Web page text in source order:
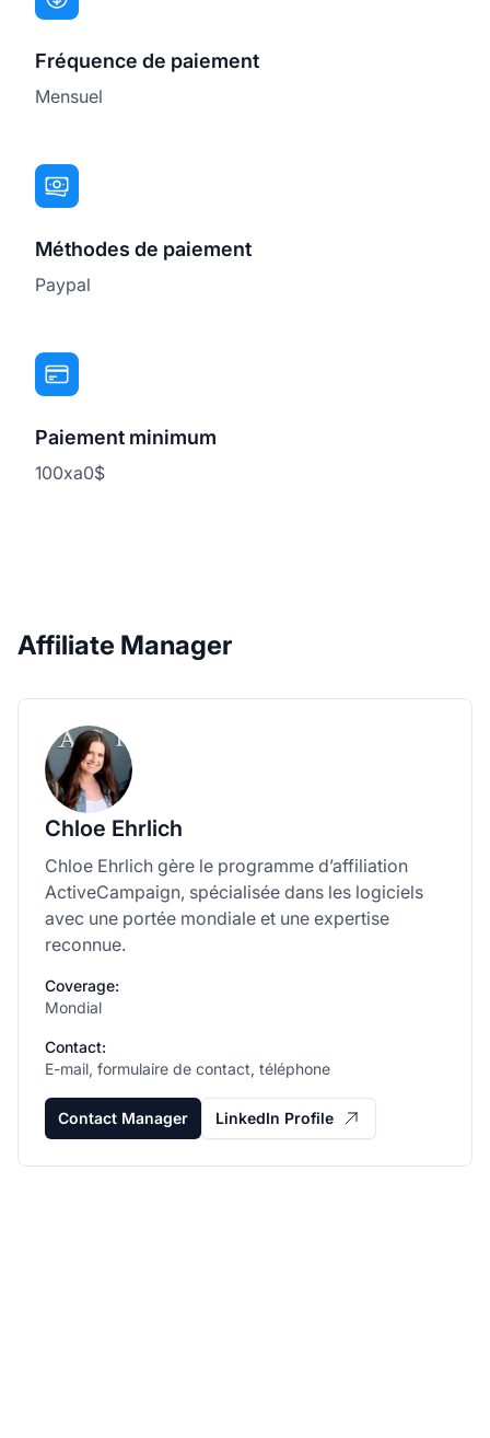
Fréquence de paiement
Mensuel
Méthodes de paiement
Paypal
Paiement minimum
100xa0$
Affiliate Manager
Chloe Ehrlich
Chloe Ehrlich gère le programme d’affiliation
ActiveCampaign, spécialisée dans les logiciels
avec une portée mondiale et une expertise
reconnue.
Coverage:
Mondial
Contact:
E-mail, formulaire de contact, téléphone
Contact Manager LinkedIn Profile